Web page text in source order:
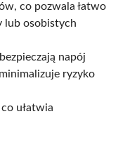
co pozwala łatwo
lub osobistych
napój
ryzyko
ułatwia